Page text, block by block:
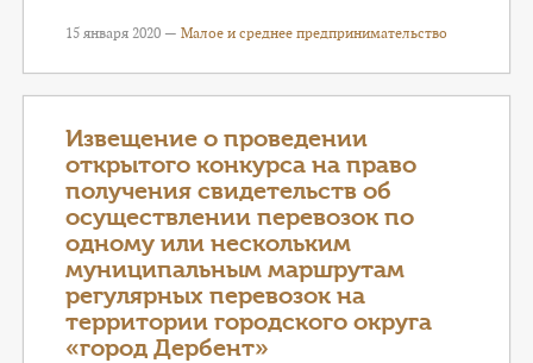
15 января 2020 — Малое и среднее предпринимательство
Извещение о проведении
открытого конкурса на право
получения свидетельств об
осуществлении перевозок по
одному или нескольким
муниципальным маршрутам
регулярных перевозок на
территории городского округа
«город Дербент»